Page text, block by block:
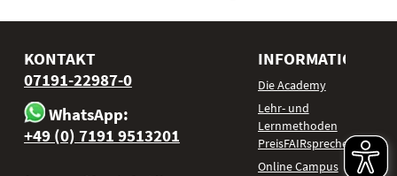
KONTAKT
07191-22987-0
WhatsApp:
+49 (0) 7191 9513201
INFORMATIONEN
Die Academy
Lehr- und
Lernmethoden
PreisFAIRsprechen
Online Campus